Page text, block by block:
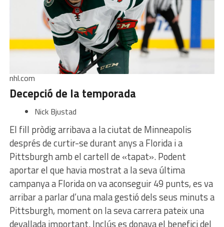
nhl.com
Decepció de la temporada
Nick Bjustad
El fill pròdig arribava a la ciutat de Minneapolis
després de curtir-se durant anys a Florida i a
Pittsburgh amb el cartell de «tapat». Podent
aportar el que havia mostrat a la seva última
campanya a Florida on va aconseguir 49 punts, es va
arribar a parlar d’una mala gestió dels seus minuts a
Pittsburgh, moment on la seva carrera pateix una